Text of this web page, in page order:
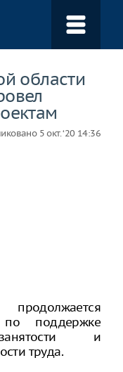
области
5 окт. ‘20 14:36
по поддержке
занятости и
труда.